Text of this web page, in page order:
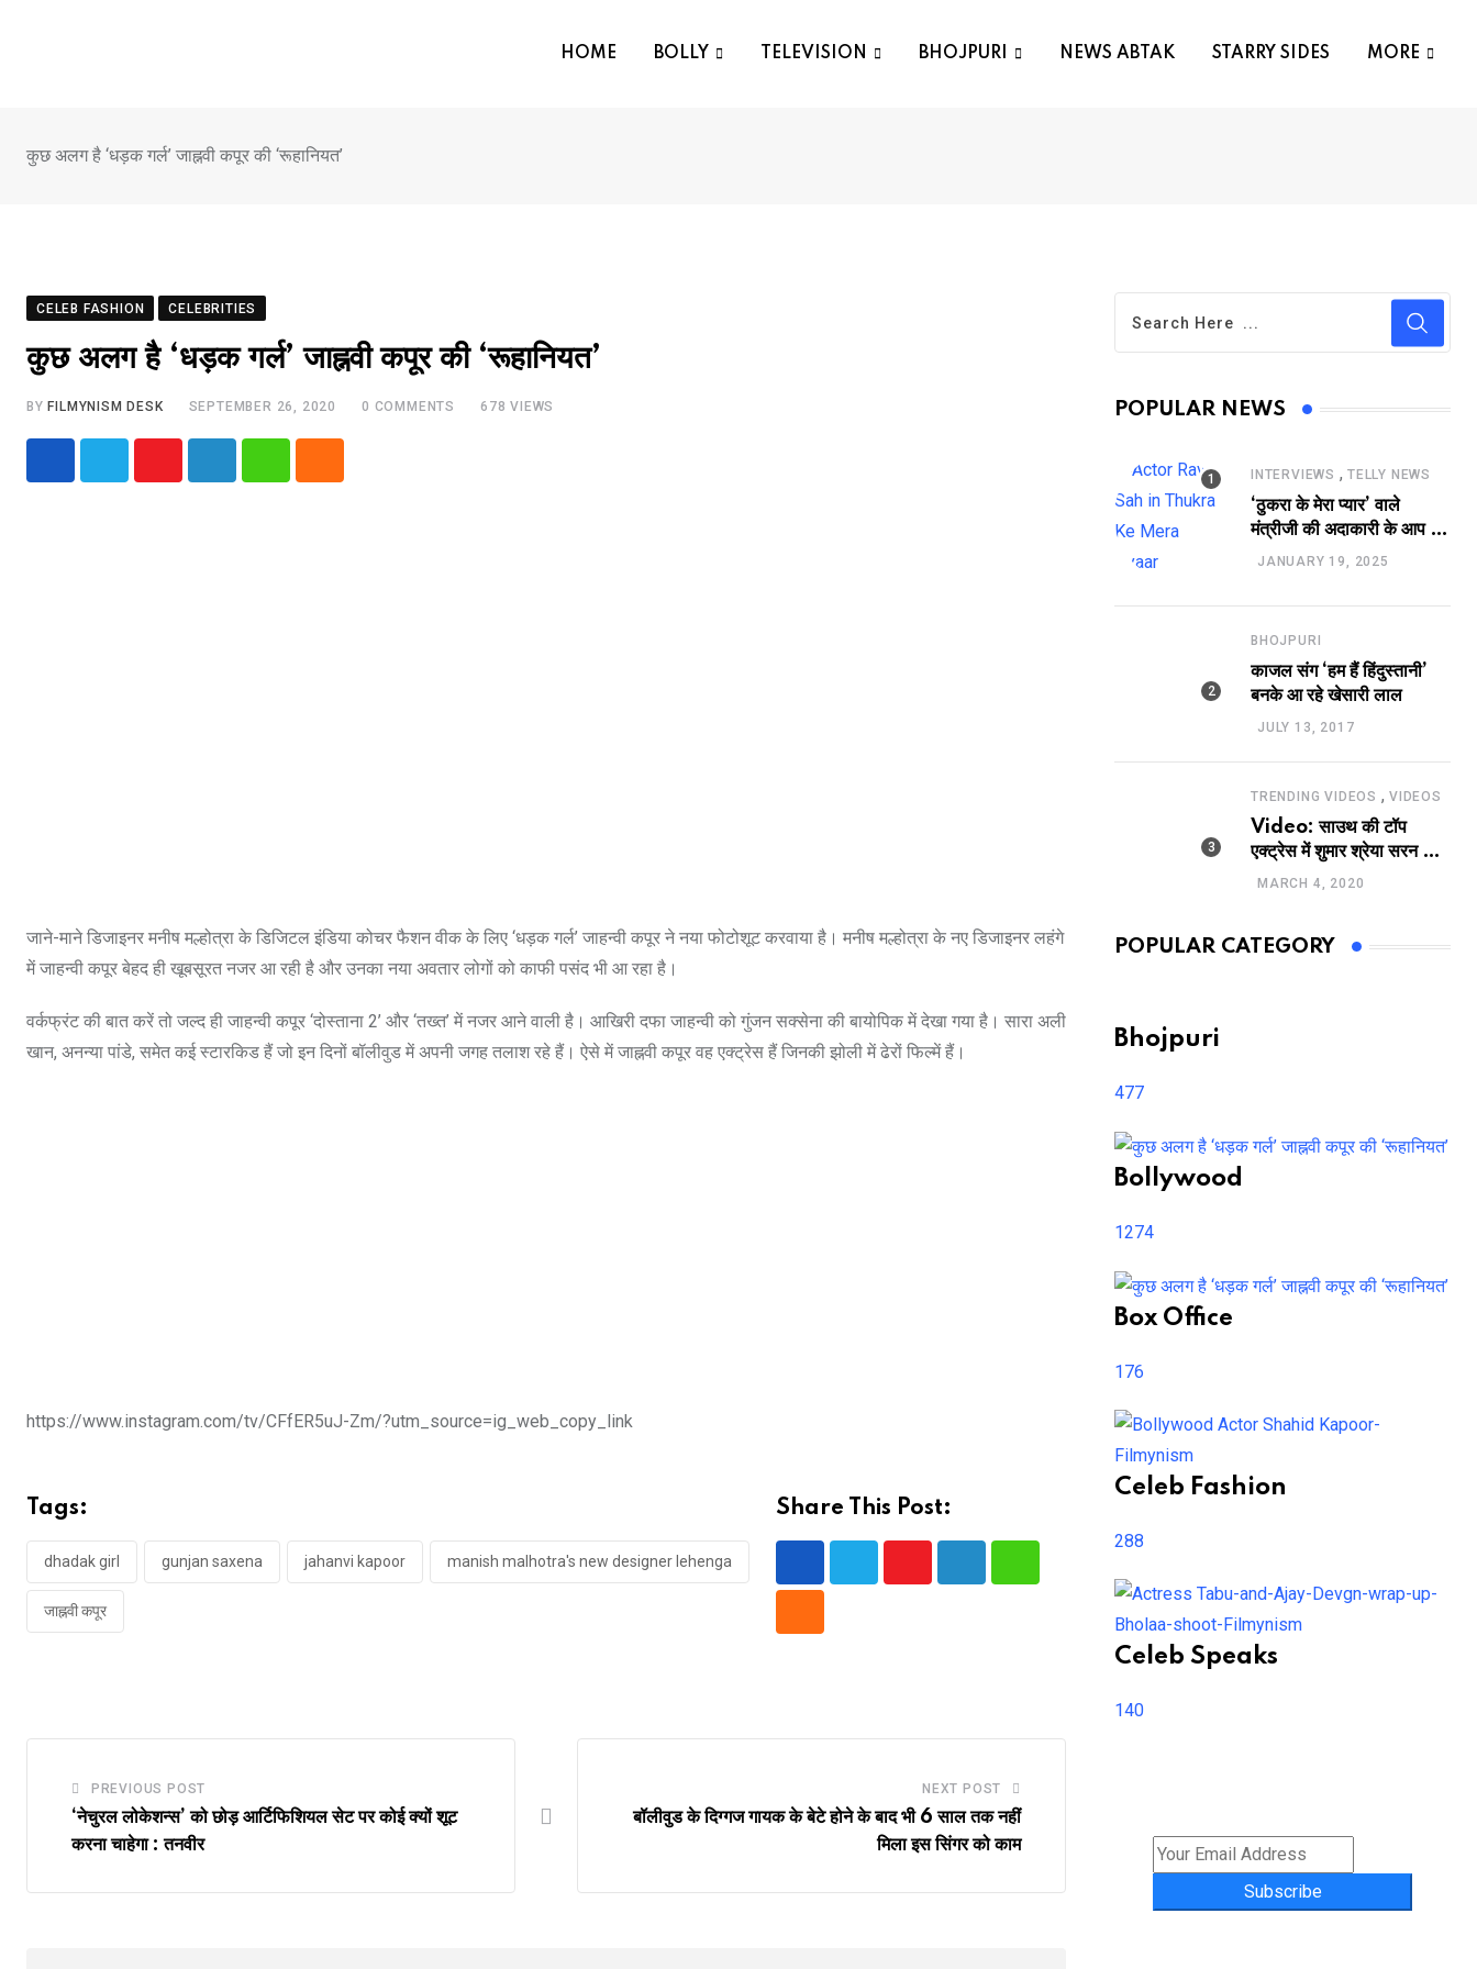
HOME BOLLY TELEVISION BHOJPURI NEWS ABTAK STARRY SIDES MORE
कुछ अलग है ‘धड़क गर्ल’ जाह्नवी कपूर की ‘रूहानियत’
CELEB FASHION CELEBRITIES
कुछ अलग है ‘धड़क गर्ल’ जाह्नवी कपूर की ‘रूहानियत’
BY FILMYNISM DESK SEPTEMBER 26, 2020 0 COMMENTS 678 VIEWS
Youtube LinkedIn WhatsappCloud
जाने-माने डिजाइनर मनीष मल्होत्रा के डिजिटल इंडिया कोचर फैशन वीक के लिए ‘धड़क गर्ल’ जाहन्वी कपूर ने नया फोटोशूट करवाया है। मनीष मल्होत्रा के नए डिजाइनर लहंगे
में जाहन्वी कपूर बेहद ही खूबसूरत नजर आ रही है और उनका नया अवतार लोगों को काफी पसंद भी आ रहा है।
वर्कफ्रंट की बात करें तो जल्द ही जाहन्वी कपूर ‘दोस्ताना 2’ और ‘तख्त’ में नजर आने वाली है। आखिरी दफा जाहन्वी को गुंजन सक्सेना की बायोपिक में देखा गया है। सारा अली
खान, अनन्या पांडे, समेत कई स्टारकिड हैं जो इन दिनों बॉलीवुड में अपनी जगह तलाश रहे हैं। ऐसे में जाह्नवी कपूर वह एक्ट्रेस हैं जिनकी झोली में ढेरों फिल्में हैं।
https://www.instagram.com/tv/CFfER5uJ-Zm/?utm_source=ig_web_copy_link
Tags:
dhadak girl gunjan saxena jahanvi kapoor manish malhotra's new designer lehenga
जाह्नवी कपूर
Share This Post:
Youtube LinkedIn Whatsapp
Cloud
PREVIOUS POST
‘नेचुरल लोकेशन्स’ को छोड़ आर्टिफिशियल सेट पर कोई क्यों शूट
करना चाहेगा : तनवीर
NEXT POST
बॉलीवुड के दिग्गज गायक के बेटे होने के बाद भी 6 साल तक नहीं
मिला इस सिंगर को काम
POPULAR NEWS
INTERVIEWS , TELLY NEWS
‘ठुकरा के मेरा प्यार’ वाले
मंत्रीजी की अदाकारी के आप भी
हो जाएंगे फैन, यकीं न हो तो
भूमिका
JANUARY 19, 2025
BHOJPURI
काजल संग ‘हम हैं हिंदुस्तानी’
बनके आ रहे खेसारी लाल
JULY 13, 2017
TRENDING VIDEOS , VIDEOS
Video: साउथ की टॉप
एक्ट्रेस में शुमार श्रेया सरन का
सेक्सी लिपलॉक
MARCH 4, 2020
POPULAR CATEGORY
Bhojpuri
477
Bollywood
1274
Box Office
176
Celeb Fashion
288
Celeb Speaks
140
Subscribe